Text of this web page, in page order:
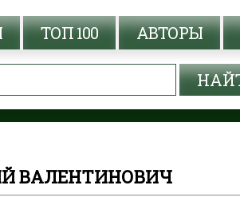
ТОП 100 АВТОРЫ
ВАЛЕНТИНОВИЧ